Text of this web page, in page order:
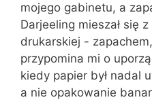
mojego gabinetu, a
Darjeeling mieszał się
drukarskiej -
przypomina mi o
kiedy papier był nadal
a nie opakowanie